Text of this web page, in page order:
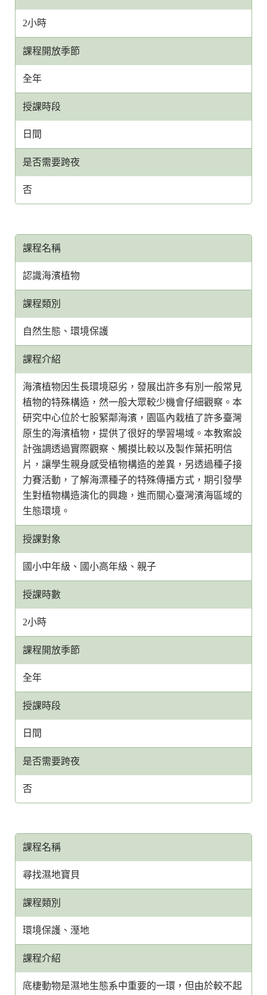
2小時
課程開放季節
全年
授課時段
日間
是否需要跨夜
否
課程名稱
認識海濱植物
課程類別
自然生態、環境保護
課程介紹
海濱植物因生長環境惡劣，發展出許多有別一般常見
植物的特殊構造，然一般大眾較少機會仔細觀察。本
研究中心位於七股緊鄰海濱，園區內栽植了許多臺灣
原生的海濱植物，提供了很好的學習場域。本教案設
計強調透過實際觀察、觸摸比較以及製作葉拓明信
片，讓學生親身感受植物構造的差異，另透過種子接
力賽活動，了解海漂種子的特殊傳播方式，期引發學
生對植物構造演化的興趣，進而關心臺灣濱海區域的
生態環境。
授課對象
國小中年級、國小高年級、親子
授課時數
2小時
課程開放季節
全年
授課時段
日間
是否需要跨夜
否
課程名稱
尋找濕地寶貝
課程類別
環境保護、溼地
課程介紹
底棲動物是濕地生態系中重要的一環，但由於較不起